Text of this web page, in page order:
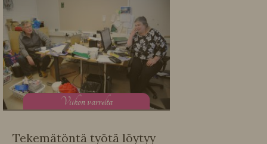
Viikon varrelta
Tekemätöntä työtä löytyy